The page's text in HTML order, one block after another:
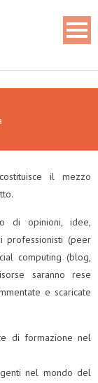
il mezzo
di opinioni, idee,
professionisti (peer
computing (blog,
saranno rese
e scaricate
di formazione nel
nel mondo del